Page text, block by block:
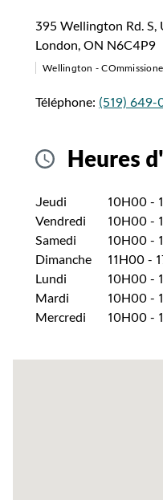
395 Wellington Rd. S,
London, ON N6C4P9
Wellington -
Téléphone: (519) 649-
Heures
Jour de la semaine
Jeudi 10H00 -
Vendredi
10H00 -
Samedi
10H00 -
Dimanche
11H00 -
Lundi
10H00 -
Mardi
10H00 -
Mercredi
10H00 -